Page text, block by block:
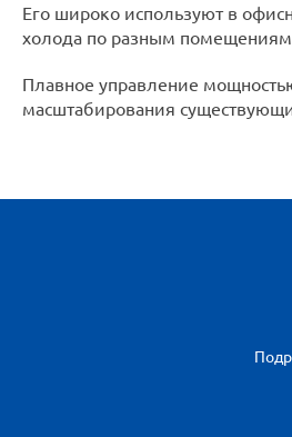
Его широко используют в
холода по разным помещениям
Плавное управление
масштабирования